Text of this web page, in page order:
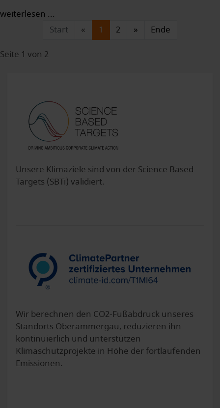
weiterlesen ...
Start
« 1 2 »
Ende
Seite 1 von 2
Unsere Klimaziele sind von der Science Based
Targets (SBTi) validiert.
Wir berechnen den CO2-Fußabdruck unseres
Standorts Oberammergau, reduzieren ihn
kontinuierlich und unterstützen
Klimaschutzprojekte in Höhe der fortlaufenden
Emissionen.